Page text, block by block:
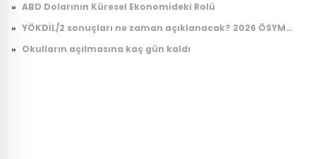
» ABD Dolarının Küresel Ekonomideki Rolü
» YÖKDİL/2 sonuçları ne zaman açıklanacak? 2026 ÖSYM
» Okulların açılmasına kaç gün kaldı